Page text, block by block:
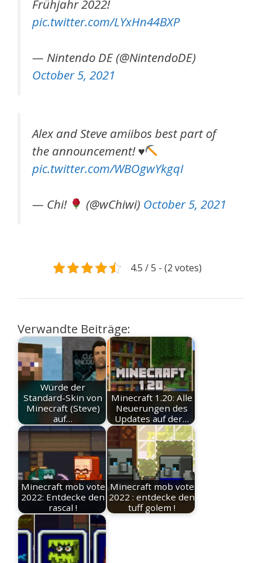
Frühjahr 2022!
pic.twitter.com/LYxHn44BXP
— Nintendo DE (@NintendoDE)
October 5, 2021
Alex and Steve amiibos best part of
the announcement!♥
pic.twitter.com/WBOgwYkgqI
— Chi! (@wChiwi) October 5, 2021
4.5 / 5 - (2 votes)
Verwandte Beiträge:
Würde der
Standard-Skin von
Minecraft (Steve)
auf…
Minecraft 1.20: Alle
Neuerungen des
Updates auf der…
Minecraft mob vote
2022: Entdecke den
rascal !
Minecraft mob vote
2022 : entdecke den
tuff golem !